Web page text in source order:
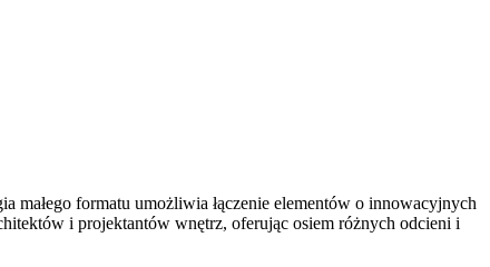
małego formatu umożliwia łączenie elementów o innowacyjnych
i projektantów wnętrz, oferując osiem różnych odcieni i